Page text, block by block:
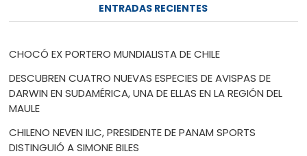
ENTRADAS RECIENTES
CHOCÓ EX PORTERO MUNDIALISTA DE CHILE
DESCUBREN CUATRO NUEVAS ESPECIES DE AVISPAS DE
DARWIN EN SUDAMÉRICA, UNA DE ELLAS EN LA REGIÓN DEL
MAULE
CHILENO NEVEN ILIC, PRESIDENTE DE PANAM SPORTS
DISTINGUIÓ A SIMONE BILES